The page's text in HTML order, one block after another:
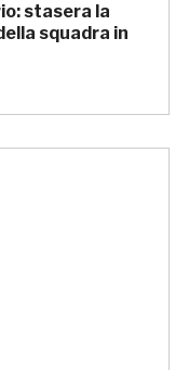
stasera la
squadra in